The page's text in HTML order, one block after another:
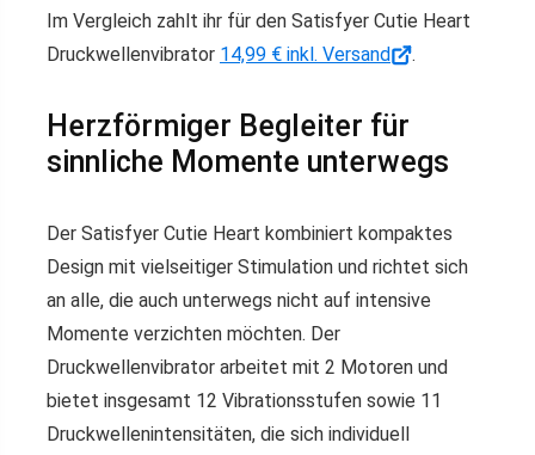
Im Vergleich zahlt ihr für den Satisfyer Cutie Heart
Druckwellenvibrator 14,99 € inkl. Versand .
Herzförmiger Begleiter für
sinnliche Momente unterwegs
Der Satisfyer Cutie Heart kombiniert kompaktes
Design mit vielseitiger Stimulation und richtet sich
an alle, die auch unterwegs nicht auf intensive
Momente verzichten möchten. Der
Druckwellenvibrator arbeitet mit 2 Motoren und
bietet insgesamt 12 Vibrationsstufen sowie 11
Druckwellenintensitäten, die sich individuell